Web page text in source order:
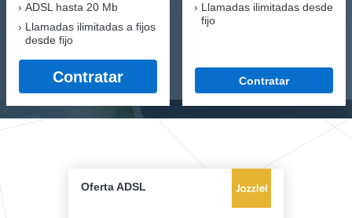
ADSL hasta 20 Mb
Llamadas ilimitadas a fijos
desde fijo
Contratar
Llamadas ilimitadas desde
fijo
Contratar
Oferta ADSL